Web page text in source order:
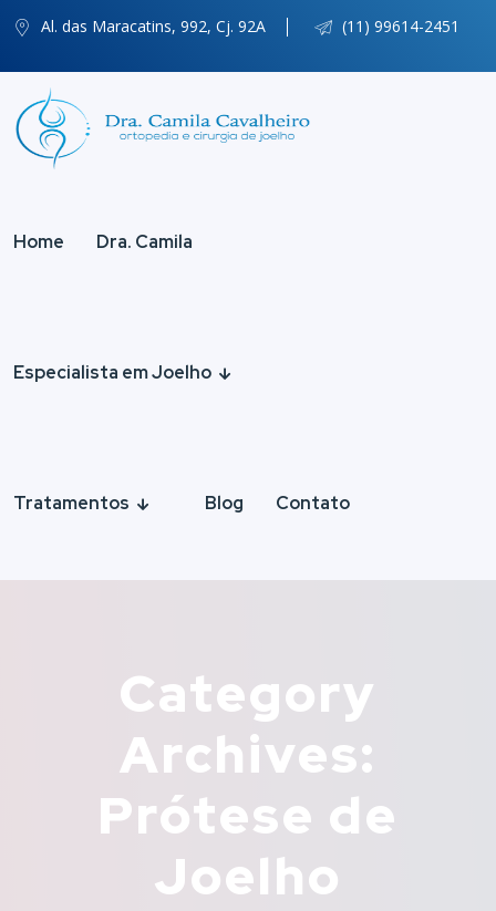
Al. das Maracatins, 992, Cj. 92A (11) 99614-2451
Home Dra. Camila
Especialista em Joelho
Tratamentos Blog Contato
Category
Archives:
Prótese de
Joelho